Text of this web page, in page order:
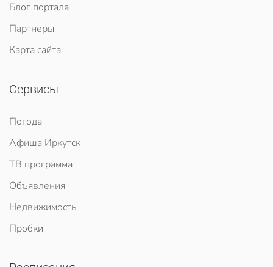
Блог портала
Партнеры
Карта сайта
Сервисы
Погода
Афиша Иркутск
ТВ программа
Объявления
Недвижимость
Пробки